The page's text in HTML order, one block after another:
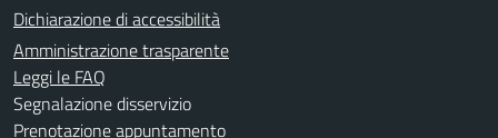
Dichiarazione di accessibilità
Amministrazione trasparente
Leggi le FAQ
Segnalazione disservizio
Prenotazione appuntamento